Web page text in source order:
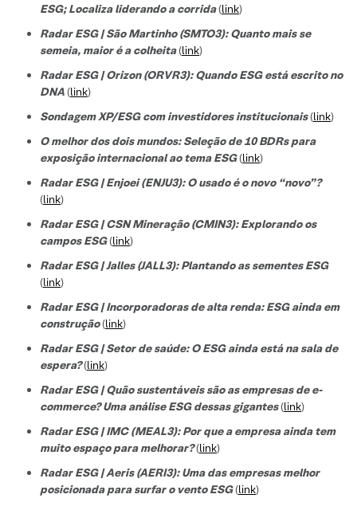
ESG; Localiza liderando a corrida(link)
Radar ESG | São Martinho (SMTO3): Quanto mais se
semeia, maior é a colheita(link)
Radar ESG | Orizon (ORVR3): Quando ESG está escrito no
DNA(link)
Sondagem XP/ESG com investidores institucionais(link)
O melhor dos dois mundos: Seleção de 10 BDRs para
exposição internacional ao tema ESG(link)
Radar ESG | Enjoei (ENJU3): O usado é o novo “novo”?
(link)
Radar ESG | CSN Mineração (CMIN3): Explorando os
campos ESG(link)
Radar ESG | Jalles (JALL3): Plantando as sementes ESG
(link)
Radar ESG | Incorporadoras de alta renda: ESG ainda em
construção(link)
Radar ESG | Setor de saúde: O ESG ainda está na sala de
espera?(link)
Radar ESG | Quão sustentáveis são as empresas de e-
commerce? Uma análise ESG dessas gigantes(link)
Radar ESG | IMC (MEAL3): Por que a empresa ainda tem
muito espaço para melhorar?(link)
Radar ESG | Aeris (AERI3): Uma das empresas melhor
posicionada para surfar o vento ESG(link)